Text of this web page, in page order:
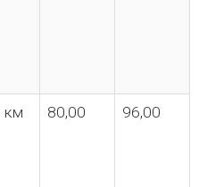
км 80,00 96,00